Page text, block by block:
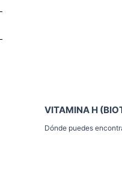
VITAMINA H
Dónde puedes